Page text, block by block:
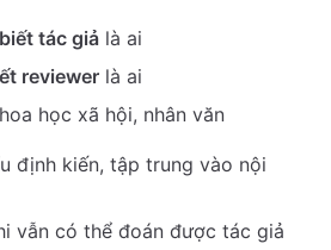
tác giả là ai
reviewer là ai
học xã hội, nhân văn
định kiến, tập trung vào nội
vẫn có thể đoán được tác giả